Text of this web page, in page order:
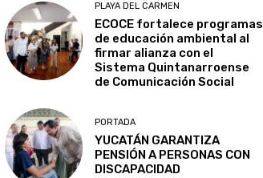
PLAYA DEL CARMEN
ECOCE fortalece programas
de educación ambiental al
firmar alianza con el
Sistema Quintanarroense
de Comunicación Social
PORTADA
YUCATÁN GARANTIZA
PENSIÓN A PERSONAS CON
DISCAPACIDAD